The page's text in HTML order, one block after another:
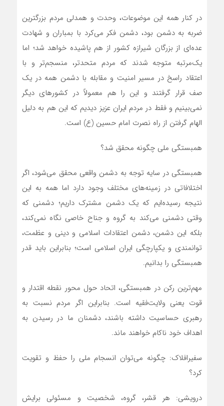
در کنار همه این موضوعات، وحدت و همدلی مردم بزرگترین
ضربه به دشمن بود، دشمن فکر می‌کرد با بمباران و شهادت
عده‌ای از بزرگان شیرازه کشور از هم پاشیده خواهد شد؛ اما
یک‌مرتبه متوجه شدند که مردم متحدتر، منسجم‌تر و با
اعتقاد راسخ در مسیر امنیت و مقابله با دشمن همه در یک
صف قرار گرفتند و این را هم معمولاً در کشورهای دیگر
نمی‌بینیم و فقط در مردم ایران عزیز دیدیم که این هم به دلیل
الهام گرفتن از راه نصرت امام حسین (ع) است.
همبستگی ملی چگونه محقق شد؟
همبستگی در سایه توجه به دشمن واقعی محقق می‌شود، اگر
اختلافاتی در زمینه‌های مختلف وجود دارد اما همه به این
نتیجه رسیده‌ایم که یک دشمن مشترک داریم؛ دشمنی که
وقتی دشمنی می‌کند به گروه و جناح خاصی نگاه نمی‌کند،
بلکه این دشمن، دشمن اعتقادات اسلامی و دینی و عظمت،
توانمندی و یکپارچگی ایران اسلامی است؛ بنابراین باید قدر
همبستگی را بدانیم.
مهم‌ترین رکن در همبستگی، اتحاد حول محور نقطه اقتدار و
قوت یعنی ولایت‌فقیه است. بنابراین اگر مردم نسبت به
رهبری حساسیت داشته باشند، دشمنان ما در رسیدن به
اهداف خود ناکام خواهند ماند.
سفیرافلاک: چگونه می‌توان انسجام ملی را حفظ و تقویت
کرد؟
درویشی: هر قشر، گروه، شخصیت و مسئولی برایش